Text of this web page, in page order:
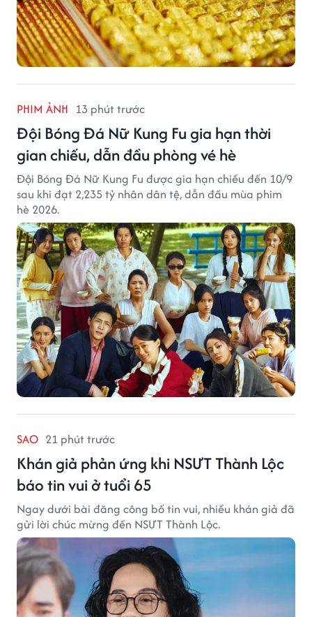
PHIM ẢNH 13 phút trước
Đội Bóng Đá Nữ Kung Fu gia hạn thời
gian chiếu, dẫn đầu phòng vé hè
Đội Bóng Đá Nữ Kung Fu được gia hạn chiếu đến 10/9
sau khi đạt 2,235 tỷ nhân dân tệ, dẫn đầu mùa phim
hè 2026.
SAO 21 phút trước
Khán giả phản ứng khi NSƯT Thành Lộc
báo tin vui ở tuổi 65
Ngay dưới bài đăng công bố tin vui, nhiều khán giả đã
gửi lời chúc mừng đến NSƯT Thành Lộc.